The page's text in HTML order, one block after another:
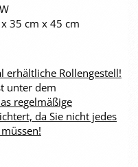
35 cm x 45 cm
erhältliche Rollengestell!
unter dem
regelmäßige
da Sie nicht jedes